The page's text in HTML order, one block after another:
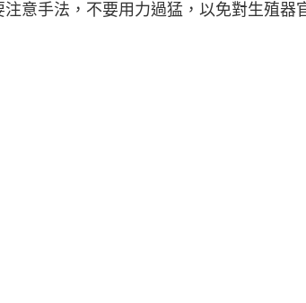
意手法，不要用力過猛，以免對生殖器